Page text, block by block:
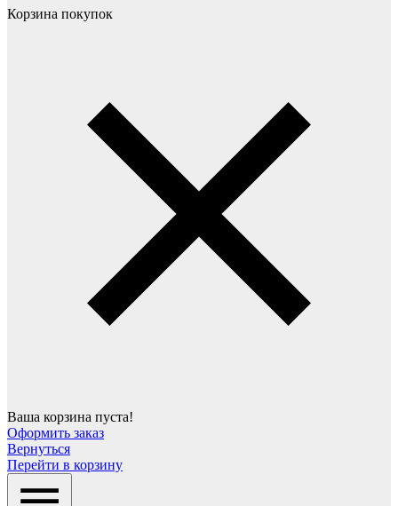
Корзина покупок
Ваша корзина пуста!
Оформить заказ
Вернуться
Перейти в корзину